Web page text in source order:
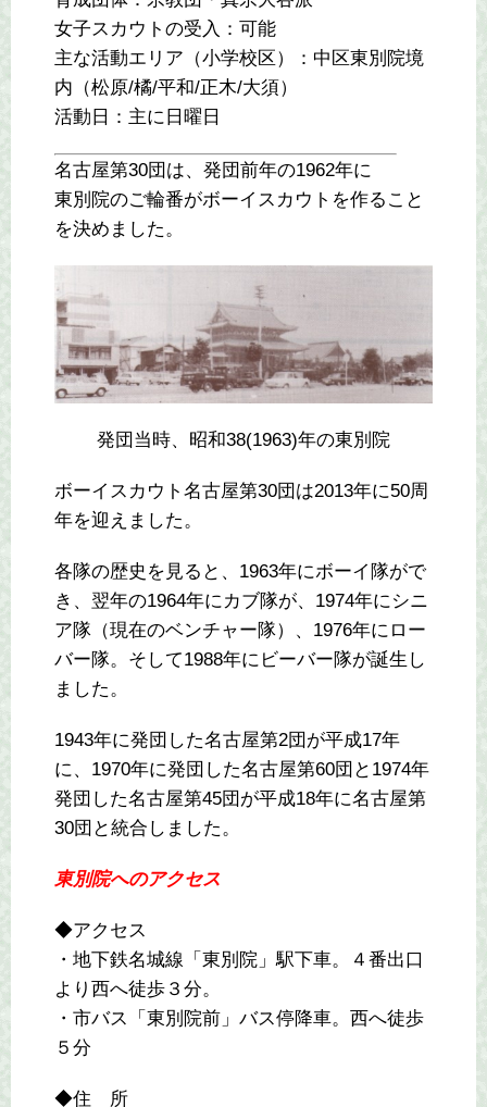
女子スカウトの受入：可能
主な活動エリア（小学校区）：中区東別院境
内（松原/橘/平和/正木/大須）
活動日：主に日曜日
名古屋第30団は、発団前年の1962年に
東別院のご輪番がボーイスカウトを作ること
を決めました。
発団当時、昭和38(1963)年の東別院
ボーイスカウト名古屋第30団は2013年に50周
年を迎えました。
各隊の歴史を見ると、1963年にボーイ隊がで
き、翌年の1964年にカブ隊が、1974年にシニ
ア隊（現在のベンチャー隊）、1976年にロー
バー隊。そして1988年にビーバー隊が誕生し
ました。
1943年に発団した名古屋第2団が平成17年
に、1970年に発団した名古屋第60団と1974年
発団した名古屋第45団が平成18年に名古屋第
30団と統合しました。
東別院へのアクセス
◆アクセス
・地下鉄名城線「東別院」駅下車。４番出口
より西へ徒歩３分。
・市バス「東別院前」バス停降車。西へ徒歩
５分
◆住 所